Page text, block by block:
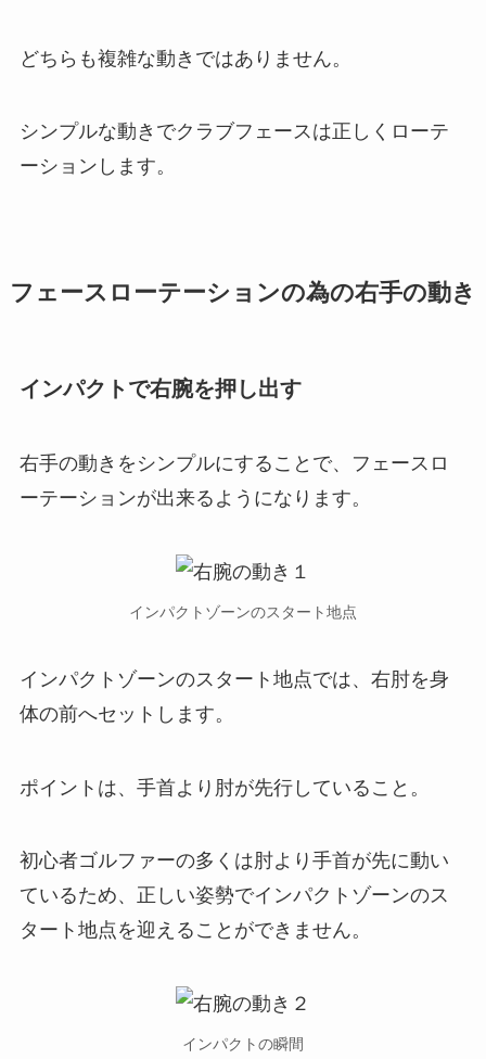
どちらも複雑な動きではありません。
シンプルな動きでクラブフェースは正しくローテ
ーションします。
フェースローテーションの為の右手の動き
インパクトで右腕を押し出す
右手の動きをシンプルにすることで、フェースロ
ーテーションが出来るようになります。
インパクトゾーンのスタート地点
インパクトゾーンのスタート地点では、右肘を身
体の前へセットします。
ポイントは、手首より肘が先行していること。
初心者ゴルファーの多くは肘より手首が先に動い
ているため、正しい姿勢でインパクトゾーンのス
タート地点を迎えることができません。
インパクトの瞬間